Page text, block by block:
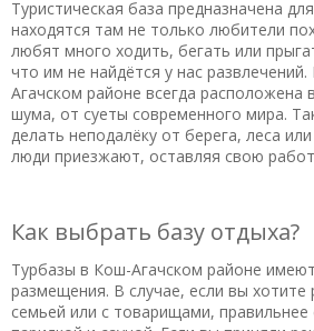
Туристическая база предназначена
находятся там не только любители
любят много ходить, бегать или
что им не найдётся у нас
Агачском районе всегда расположена
шума, от суеты современного мира.
делать неподалёку от берега, леса
люди приезжают, оставляя свою
Как выбрать базу отдыха?
Турбазы в Кош-Агачском районе
размещения. В случае, если вы хотите
семьей или с товарищами, правильнее